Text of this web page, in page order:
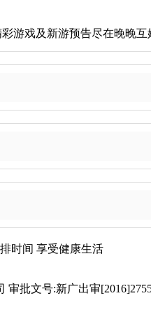
游戏及新游预告尽在晚晚互
时间 享受健康生活
批文号:新广出审